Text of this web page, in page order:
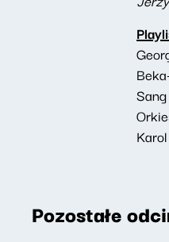
Pozostałe